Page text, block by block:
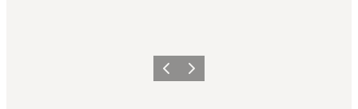
PrécédentSuivant